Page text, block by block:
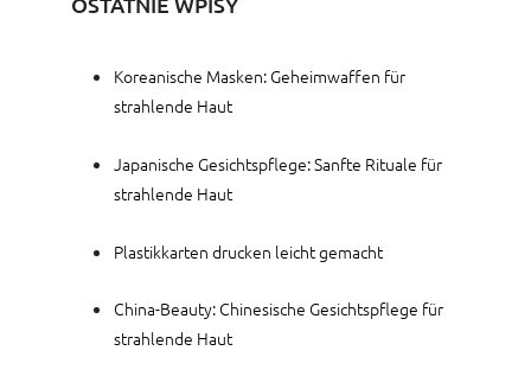
Koreanische Masken: Geheimwaffen für
strahlende Haut
Japanische Gesichtspflege: Sanfte Rituale für
strahlende Haut
Plastikkarten drucken leicht gemacht
China-Beauty: Chinesische Gesichtspflege für
strahlende Haut